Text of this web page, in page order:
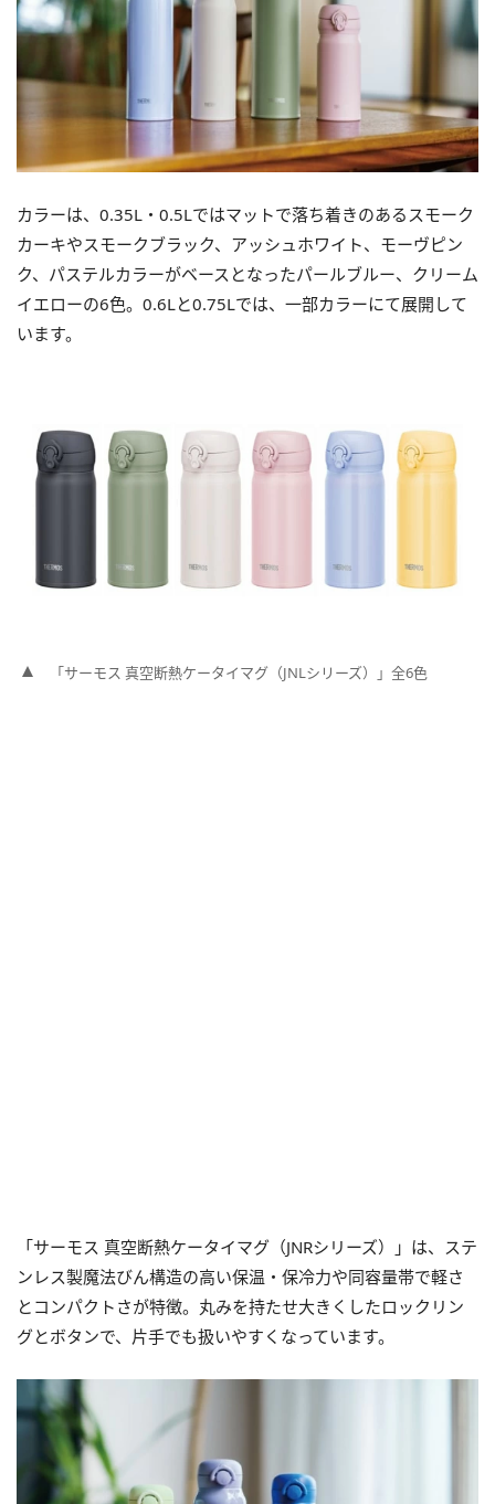
カラーは、0.35L・0.5Lではマットで落ち着きのあるスモーク
カーキやスモークブラック、アッシュホワイト、モーヴピン
ク、パステルカラーがベースとなったパールブルー、クリーム
イエローの6色。0.6Lと0.75Lでは、一部カラーにて展開して
います。
「サーモス 真空断熱ケータイマグ（JNLシリーズ）」全6色
「サーモス 真空断熱ケータイマグ（JNRシリーズ）」は、ステ
ンレス製魔法びん構造の高い保温・保冷力や同容量帯で軽さ
とコンパクトさが特徴。丸みを持たせ大きくしたロックリン
グとボタンで、片手でも扱いやすくなっています。